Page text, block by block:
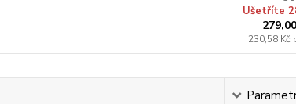
Ušetříte
230,58 Kč